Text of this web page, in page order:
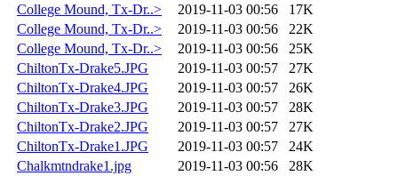
College Mound, Tx-Dr..>
2019-11-03 00:56
17K
College Mound, Tx-Dr..>
2019-11-03 00:56
22K
College Mound, Tx-Dr..>
2019-11-03 00:56
25K
ChiltonTx-Drake5.JPG
2019-11-03 00:57
27K
ChiltonTx-Drake4.JPG
2019-11-03 00:57
26K
ChiltonTx-Drake3.JPG
2019-11-03 00:57
28K
ChiltonTx-Drake2.JPG
2019-11-03 00:57
27K
ChiltonTx-Drake1.JPG
2019-11-03 00:57
24K
Chalkmtndrake1.jpg
2019-11-03 00:56
28K